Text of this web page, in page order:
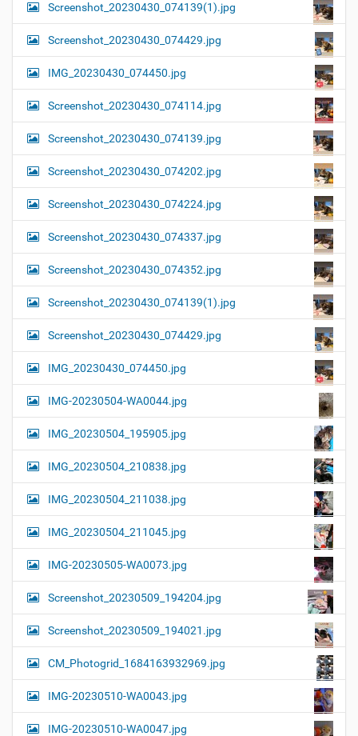
Screenshot_20230430_074139(1).jpg
Screenshot_20230430_074429.jpg
IMG_20230430_074450.jpg
Screenshot_20230430_074114.jpg
Screenshot_20230430_074139.jpg
Screenshot_20230430_074202.jpg
Screenshot_20230430_074224.jpg
Screenshot_20230430_074337.jpg
Screenshot_20230430_074352.jpg
Screenshot_20230430_074139(1).jpg
Screenshot_20230430_074429.jpg
IMG_20230430_074450.jpg
IMG-20230504-WA0044.jpg
IMG_20230504_195905.jpg
IMG_20230504_210838.jpg
IMG_20230504_211038.jpg
IMG_20230504_211045.jpg
IMG-20230505-WA0073.jpg
Screenshot_20230509_194204.jpg
Screenshot_20230509_194021.jpg
CM_Photogrid_1684163932969.jpg
IMG-20230510-WA0043.jpg
IMG-20230510-WA0047.jpg